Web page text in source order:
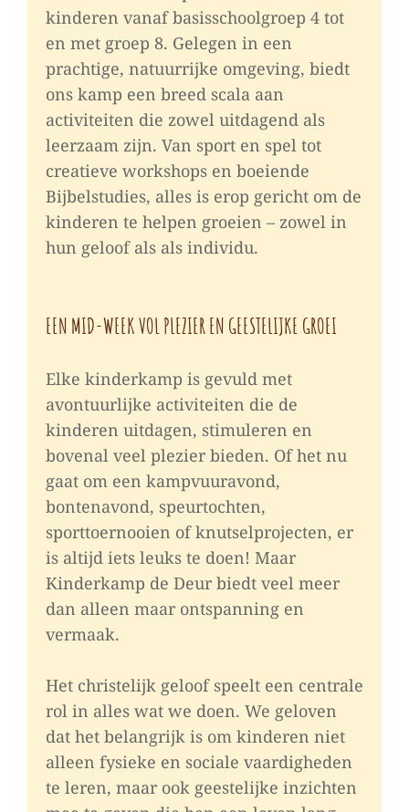
kinderen vanaf basisschoolgroep 4 tot
en met groep 8. Gelegen in een
prachtige, natuurrijke omgeving, biedt
ons kamp een breed scala aan
activiteiten die zowel uitdagend als
leerzaam zijn. Van sport en spel tot
creatieve workshops en boeiende
Bijbelstudies, alles is erop gericht om de
kinderen te helpen groeien – zowel in
hun geloof als als individu.
EEN MID-WEEK VOL PLEZIER EN GEESTELIJKE GROEI
Elke kinderkamp is gevuld met
avontuurlijke activiteiten die de
kinderen uitdagen, stimuleren en
bovenal veel plezier bieden. Of het nu
gaat om een kampvuuravond,
bontenavond, speurtochten,
sporttoernooien of knutselprojecten, er
is altijd iets leuks te doen! Maar
Kinderkamp de Deur biedt veel meer
dan alleen maar ontspanning en
vermaak.
Het christelijk geloof speelt een centrale
rol in alles wat we doen. We geloven
dat het belangrijk is om kinderen niet
alleen fysieke en sociale vaardigheden
te leren, maar ook geestelijke inzichten